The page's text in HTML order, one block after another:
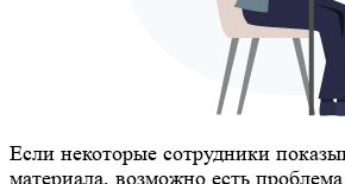
Если некоторые сотрудники
материала, возможно есть